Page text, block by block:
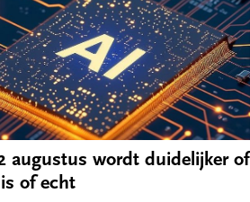
augustus wordt duidelijker of
of echt